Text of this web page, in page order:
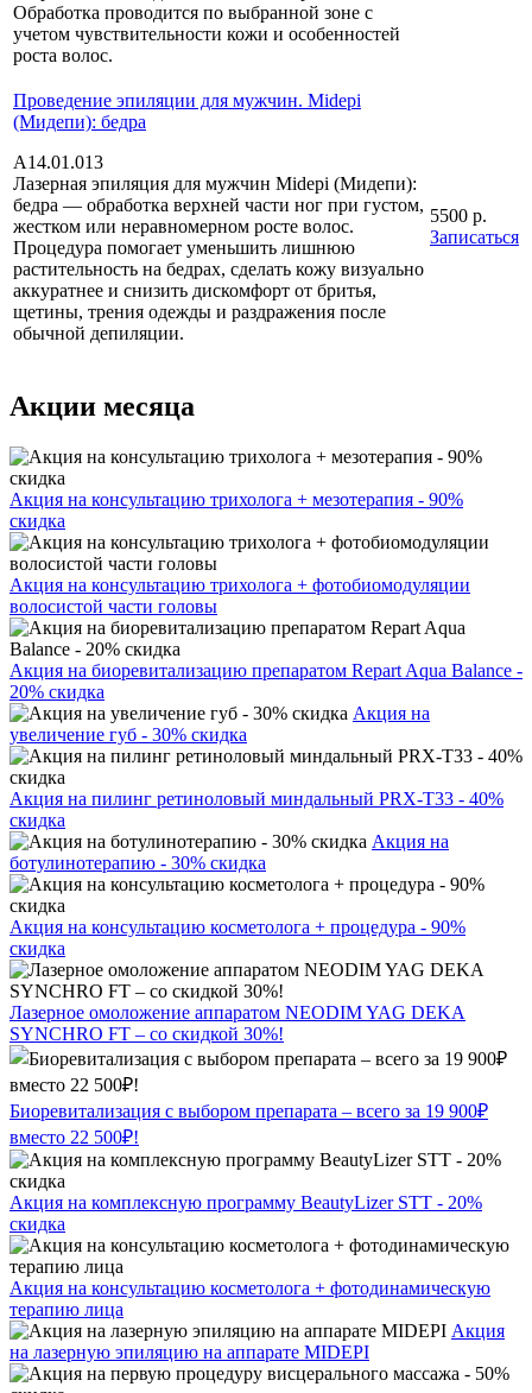
Обработка проводится по выбранной зоне с
учетом чувствительности кожи и особенностей
роста волос.
Проведение эпиляции для мужчин. Midepi
(Мидепи): бедра
А14.01.013
Лазерная эпиляция для мужчин Midepi (Мидепи):
бедра — обработка верхней части ног при густом,
жестком или неравномерном росте волос.
Процедура помогает уменьшить лишнюю
растительность на бедрах, сделать кожу визуально
аккуратнее и снизить дискомфорт от бритья,
щетины, трения одежды и раздражения после
обычной депиляции.
5500 р.
Записаться
Акции месяца
Акция на консультацию трихолога + мезотерапия - 90%
скидка
Акция на консультацию трихолога + фотобиомодуляции
волосистой части головы
Акция на биоревитализацию препаратом Repart Aqua Balance -
20% скидка
Акция на
увеличение губ - 30% скидка
Акция на пилинг ретиноловый миндальный PRX-T33 - 40%
скидка
Акция на
ботулинотерапию - 30% скидка
Акция на консультацию косметолога + процедура - 90%
скидка
Лазерное омоложение аппаратом NEODIM YAG DEKA
SYNCHRO FT – со скидкой 30%!
Биоревитализация с выбором препарата – всего за 19 900₽
вместо 22 500₽!
Акция на комплексную программу BeautyLizer STT - 20%
скидка
Акция на консультацию косметолога + фотодинамическую
терапию лица
Акция
на лазерную эпиляцию на аппарате MIDEPI